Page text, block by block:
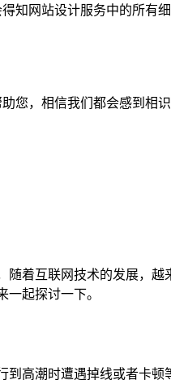
知网站设计服务中的所有
您，相信我们都会感到相
着互联网技术的发展，
起探讨一下。
高潮时遭遇掉线或者卡